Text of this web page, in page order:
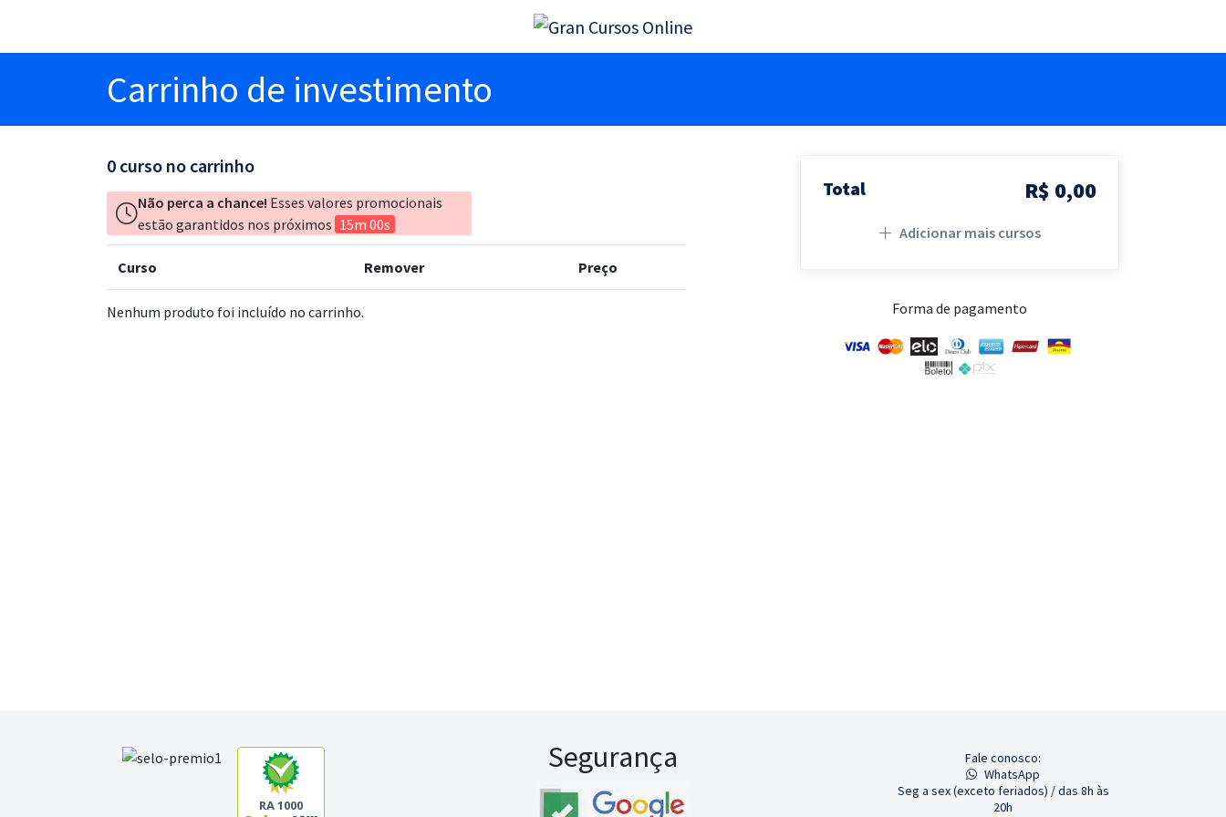
Carrinho de investimento
0 curso no carrinho
Não perca a chance! Esses valores promocionais
estão garantidos nos próximos 15m 00s
Curso Remover Preço
Nenhum produto foi incluído no carrinho.
Total R$ 0,00
Adicionar mais cursos
Forma de pagamento
RA 1000
Segurança
Fale conosco:
WhatsApp
Seg a sex (exceto feriados) / das 8h às
20h